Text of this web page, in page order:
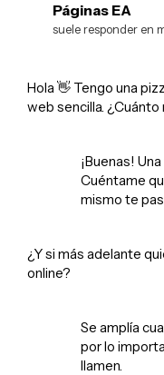
Páginas EA
suele responder en
Hola 👋 Tengo una
web sencilla.
¡Buenas!
Cuéntame
mismo te
¿Y si más adelante
online?
Se amplía
por lo
llamen.